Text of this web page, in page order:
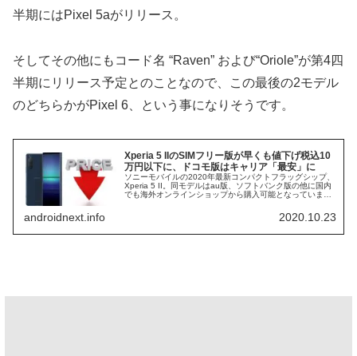
半期にはPixel 5aがリリース。
そしてその他にもコード名 “Raven” および“Oriole”が第4四
半期にリリース予定とのことなので、この最後の2モデル
のどちらかがPixel 6、という事になりそうです。
Xperia 5 IIのSIMフリー版が早くも値下げ税込10
万円以下に、ドコモ版はキャリア「最安」に
ソニーモバイルの2020年最新コンパクトフラッグシップ、
Xperia 5 II。同モデルはau版、ソフトバンク版の他に国内
でも海外オンラインショップから購入可能となっていま
androidnext.info 2020.10.23